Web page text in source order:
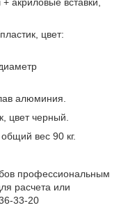
цвет:
алюминия.
цвет черный.
вес 90 кг.
профессиональным
расчета или
33-20